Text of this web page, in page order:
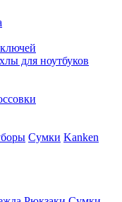
для ноутбуков
Сумки Kanken